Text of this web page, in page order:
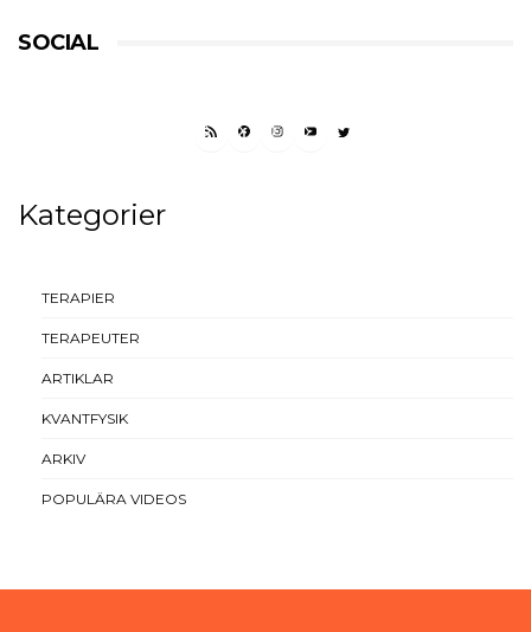
SOCIAL
RSS FEEDFACEBOOK
INSTAGRAM
YOUTUBETWITTER
Kategorier
TERAPIER
TERAPEUTER
ARTIKLAR
KVANTFYSIK
ARKIV
POPULÄRA VIDEOS